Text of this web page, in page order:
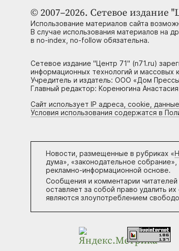
© 2007–2026. Сетевое издание
Использование материалов сайта
В случае использования материалов на
в no-index, no-follow обязательна.
Сетевое издание "Центр 71" (n71.ru)
информационных технологий и
Учредитель и издатель: ООО «Дом
Главный редактор: Коренюгина
Сайт использует IP адреса, cookie,
Условия использования содержатся в
Новости, размещенные в рубриках «
дума», «законодательное
рекламно-информационной основе.
Сообщения и комментарии
оставляет за собой право удалить
являются злоупотреблением